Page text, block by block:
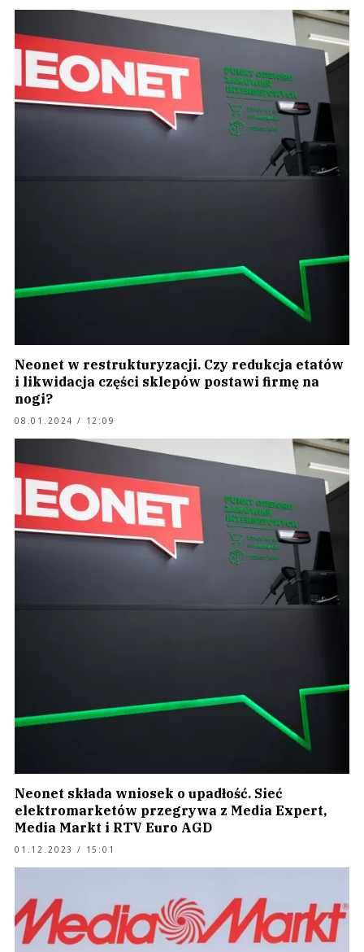
Neonet w restrukturyzacji. Czy redukcja etatów
i likwidacja części sklepów postawi firmę na
nogi?
08.01.2024 / 12:09
Neonet składa wniosek o upadłość. Sieć
elektromarketów przegrywa z Media Expert,
Media Markt i RTV Euro AGD
01.12.2023 / 15:01